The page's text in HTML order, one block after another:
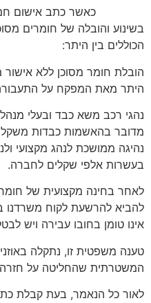
כאשר כתב אישום חמור,
בשינוע והובלה של חומרים
הכוללים בין היתר:
הובלת חומר מסוכן ללא אישור
היתר מאת המפקח על
נהגי רכב משא כבד ובעלי
מדובר בהאשמות כבדות משקל
נהיגה ממושכת לנהג מקצועי
בעשרות אלפי שקלים לחברה.
לאחר בחינה מקצועית של
להביא להרשעת לקוח משרדנו
אינו טומן בחובו עבירה ויש
טענה משפטית זו, נתקלה
המשטרתית שהחליטה על חזרה
לאור כל הנאמר, בעת קבלת